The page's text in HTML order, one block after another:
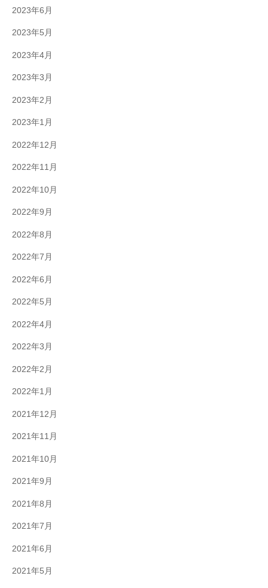
2023年6月
2023年5月
2023年4月
2023年3月
2023年2月
2023年1月
2022年12月
2022年11月
2022年10月
2022年9月
2022年8月
2022年7月
2022年6月
2022年5月
2022年4月
2022年3月
2022年2月
2022年1月
2021年12月
2021年11月
2021年10月
2021年9月
2021年8月
2021年7月
2021年6月
2021年5月